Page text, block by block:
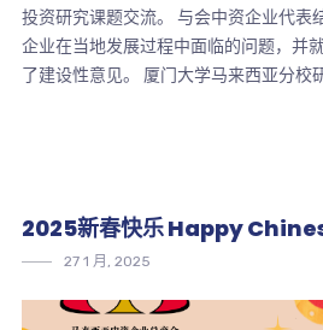
投资研究课题交流。 与会中资企业代表
企业在当地发展过程中面临的问题，并
了建设性意见。 厦门大学马来西亚分校
2025新春快乐 Happy
27 1 月, 2025